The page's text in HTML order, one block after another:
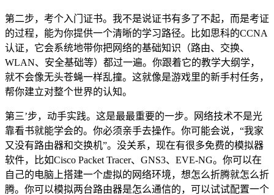
第二步，考个入门证书。我不是说证书有多了不起，而是考证
的过程，能为你提供一个清晰的学习路径。比如思科的CCNA
认证，它会系统地带你把网络的基础知识（路由、交换、
WLAN、安全基础等）都过一遍。你跟着它的教学大纲学，
就不会像无头苍蝇一样乱撞。这就像是游戏里的新手村任务，
帮你建立对整个世界的认知。
第三’步，动手实践。这是最最重要的一步。网络技术不是光
靠看书就能学会的。你必须亲手去操作。你可能会说，“我家
又没有路由器和交换机”。没关系，现在有很多免费的模拟器
软件，比如Cisco Packet Tracer、GNS3、EVE-NG。你可以在
自己的电脑上搭建一个虚拟的网络环境，想怎么折腾就怎么折
腾。你可以模拟两台路由器是怎么通信的，可以试试配置一个